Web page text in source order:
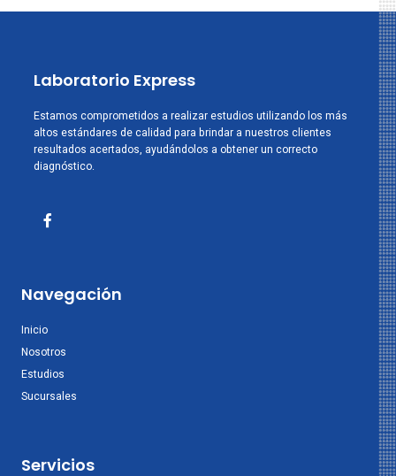
Laboratorio Express
Estamos comprometidos a realizar estudios utilizando los más
altos estándares de calidad para brindar a nuestros clientes
resultados acertados, ayudándolos a obtener un correcto
diagnóstico.
Navegación
Inicio
Nosotros
Estudios
Sucursales
Servicios